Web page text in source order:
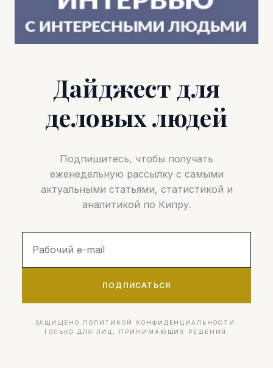
Дайджест для
деловых людей
Подпишитесь, чтобы получать
еженедельную рассылку с самыми
актуальными статьями, статистикой и
аналитикой по Кипру.
ПОДПИСАТЬСЯ
ЗАЩИЩЕНО ПОЛИТИКОЙ КОНФИДЕНЦИАЛЬНОСТИ.
ТОЛЬКО ДЛЯ ЛИЦ, ПРИНИМАЮЩИХ РЕШЕНИЯ.